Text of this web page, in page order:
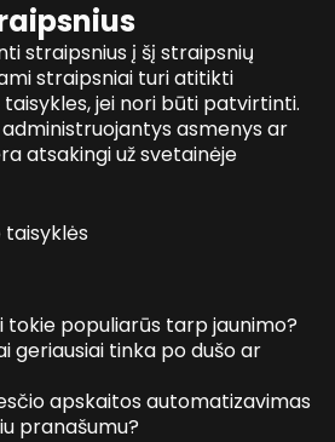
straipsnius į šį straipsnių
straipsniai turi atitikti
jei nori būti patvirtinti.
asmenys ar
atsakingi už svetainėje
tokie populiarūs tarp jaunimo?
geriausiai tinka po dušo ar
apskaitos automatizavimas
pranašumu?